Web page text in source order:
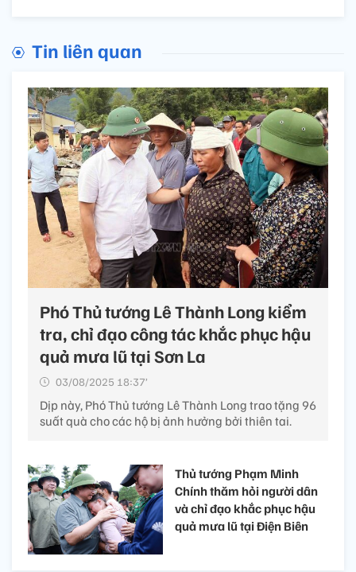
Tin liên quan
Phó Thủ tướng Lê Thành Long kiểm
tra, chỉ đạo công tác khắc phục hậu
quả mưa lũ tại Sơn La
03/08/2025 18:37’
Dịp này, Phó Thủ tướng Lê Thành Long trao tặng 96
suất quà cho các hộ bị ảnh hưởng bởi thiên tai.
Thủ tướng Phạm Minh
Chính thăm hỏi người dân
và chỉ đạo khắc phục hậu
quả mưa lũ tại Điện Biên